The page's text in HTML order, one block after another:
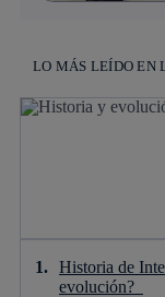
LO MÁS LEÍDO EN
Historia de
evolución?